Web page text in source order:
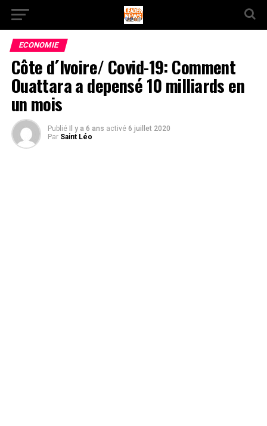
ECONOMIE
Côte d´Ivoire/ Covid-19: Comment
Ouattara a depensé 10 milliards en
un mois
Publié Il y a 6 ans activé 6 juillet 2020
Par Saint Léo